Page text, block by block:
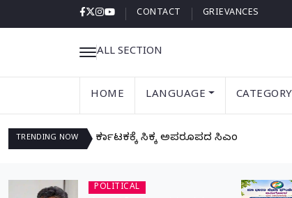
CONTACT GRIEVANCES
ALL SECTION
HOME LANGUAGE CATEGORY
TRENDING NOW ಕರ್ನಾಟಕಕ್ಕೆ ಸಿಕ್ಕ ಅಪರೂಪದ ಸಿಎಂ
POLITICAL